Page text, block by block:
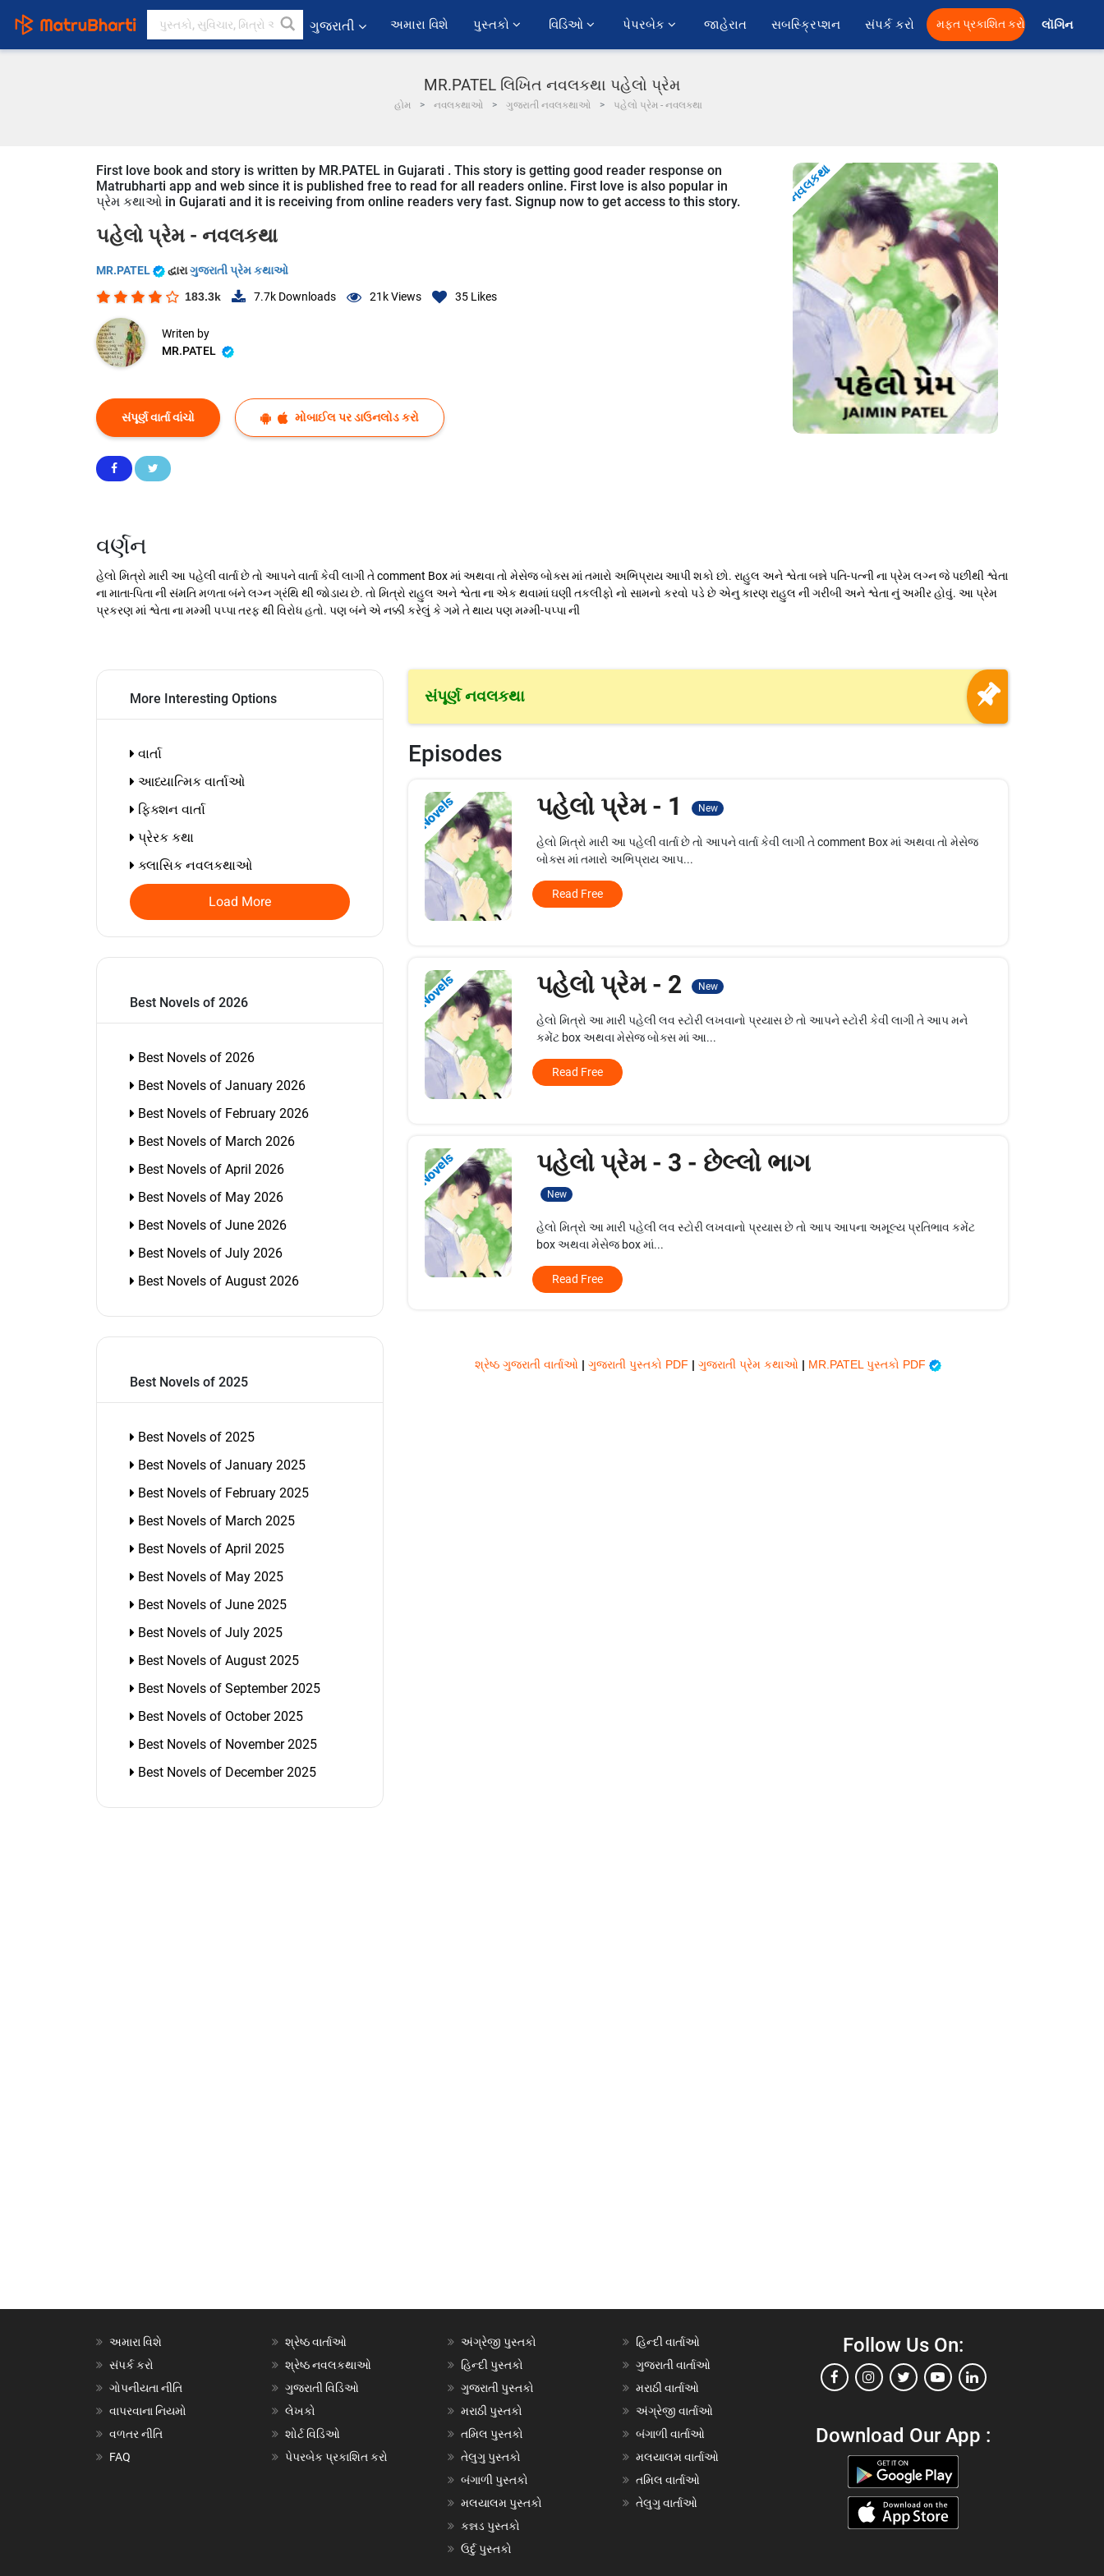
ગુજરાતી અમારા વિશે પુસ્તકો વિડિઓ પેપરબેક જાહેરાત સબસ્ક્રિપ્શન સંપર્ક કરો મફત પ્રકાશિત કરો લૉગિન
MR.PATEL લિખિત નવલકથા પહેલો પ્રેમ
હોમ નવલકથાઓ ગુજરાતી નવલકથાઓ પહેલો પ્રેમ - નવલકથા
First love book and story is written by MR.PATEL in Gujarati . This story is getting good reader response on
Matrubharti app and web since it is published free to read for all readers online. First love is also popular in
પ્રેમ કથાઓ in Gujarati and it is receiving from online readers very fast. Signup now to get access to this story.
પહેલો પ્રેમ - નવલકથા
MR.PATEL દ્વારાગુજરાતી પ્રેમ કથાઓ
183.3k 7.7k Downloads 21kViews 35 Likes
Writen by
MR.PATEL
સંપૂર્ણ વાર્તા વાંચો મોબાઈલ પર ડાઉનલોડ કરો
નવલકથા
વર્ણન
હેલો મિત્રો મારી આ પહેલી વાર્તા છે તો આપને વાર્તા કેવી લાગી તે comment Box માં અથવા તો મેસેજ બોક્સ માં તમારો અભિપ્રાય આપી શકો છો. રાહુલ અને શ્વેતા બન્ને પતિ-પત્ની ના પ્રેમ લગ્ન જે પછીથી શ્વેતા
ના માતા-પિતા ની સંમતિ મળતા બંને લગ્ન ગ્રંથિ થી જોડાય છે. તો મિત્રો રાહુલ અને શ્વેતા ના એક થવામાં ઘણી તકલીફો નો સામનો કરવો પડે છે એનુ કારણ રાહુલ ની ગરીબી અને શ્વેતા નું અમીર હોવું. આ પ્રેમ
પ્રકરણ માં શ્વેતા ના મમ્મી પપ્પા તરફ થી વિરોધ હતો. પણ બંને એ નક્કી કરેલું કે ગમે તે થાય પણ મમ્મી-પપ્પા ની
More Interesting Options
વાર્તા
આધ્યાત્મિક વાર્તાઓ
ફિક્શન વાર્તા
પ્રેરક કથા
ક્લાસિક નવલકથાઓ
Load More
Best Novels of 2026
Best Novels of 2026
Best Novels of January 2026
Best Novels of February 2026
Best Novels of March 2026
Best Novels of April 2026
Best Novels of May 2026
Best Novels of June 2026
Best Novels of July 2026
Best Novels of August 2026
Best Novels of 2025
Best Novels of 2025
Best Novels of January 2025
Best Novels of February 2025
Best Novels of March 2025
Best Novels of April 2025
Best Novels of May 2025
Best Novels of June 2025
Best Novels of July 2025
Best Novels of August 2025
Best Novels of September 2025
Best Novels of October 2025
Best Novels of November 2025
Best Novels of December 2025
સંપૂર્ણ નવલકથા
Episodes
Novels પહેલો પ્રેમ - 1 New
હેલો મિત્રો મારી આ પહેલી વાર્તા છે તો આપને વાર્તા કેવી લાગી તે comment Box માં અથવા તો મેસેજ
બોક્સ માં તમારો અભિપ્રાય આપ...
Read Free
Novels પહેલો પ્રેમ - 2 New
હેલો મિત્રો આ મારી પહેલી લવ સ્ટોરી લખવાનો પ્રયાસ છે તો આપને સ્ટોરી કેવી લાગી તે આપ મને
કમેંટ box અથવા મેસેજ બોક્સ માં આ...
Read Free
Novels પહેલો પ્રેમ - 3 - છેલ્લો ભાગ
New
હેલો મિત્રો આ મારી પહેલી લવ સ્ટોરી લખવાનો પ્રયાસ છે તો આપ આપના અમૂલ્ય પ્રતિભાવ કમેંટ
box અથવા મેસેજ box માં...
Read Free
શ્રેષ્ઠ ગુજરાતી વાર્તાઓ | ગુજરાતી પુસ્તકો PDF | ગુજરાતી પ્રેમ કથાઓ | MR.PATEL પુસ્તકો PDF
અમારા વિશે
સંપર્ક કરો
ગોપનીયતા નીતિ
વાપરવાના નિયમો
વળતર નીતિ
FAQ
શ્રેષ્ઠ વાર્તાઓ
શ્રેષ્ઠ નવલકથાઓ
ગુજરાતી વિડિઓ
લેખકો
શોર્ટ વિડિઓ
પેપરબેક પ્રકાશિત કરો
અંગ્રેજી પુસ્તકો
હિન્દી પુસ્તકો
ગુજરાતી પુસ્તકો
મરાઠી પુસ્તકો
તમિલ પુસ્તકો
તેલુગુ પુસ્તકો
બંગાળી પુસ્તકો
મલયાલમ પુસ્તકો
કન્નડ પુસ્તકો
ઉર્દુ પુસ્તકો
હિન્દી વાર્તાઓ
ગુજરાતી વાર્તાઓ
મરાઠી વાર્તાઓ
અંગ્રેજી વાર્તાઓ
બંગાળી વાર્તાઓ
મલયાલમ વાર્તાઓ
તમિલ વાર્તાઓ
તેલુગુ વાર્તાઓ
Follow Us On:
Download Our App :